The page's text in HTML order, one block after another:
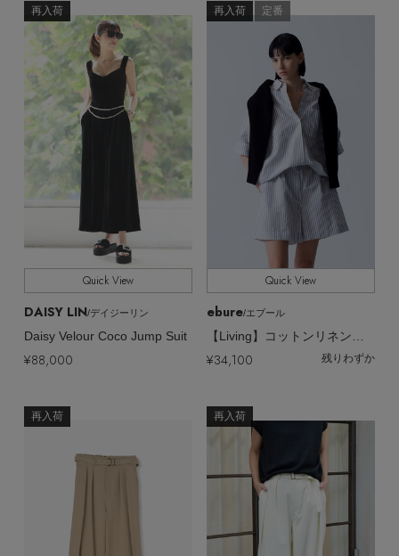
再入荷 定番
Quick View
ebure/エブール
¥34,100 残りわずか
再入荷
Quick View
DAISY LIN/デイジーリン
Daisy Velour Coco Jump Suit
¥88,000
再入荷
再入荷